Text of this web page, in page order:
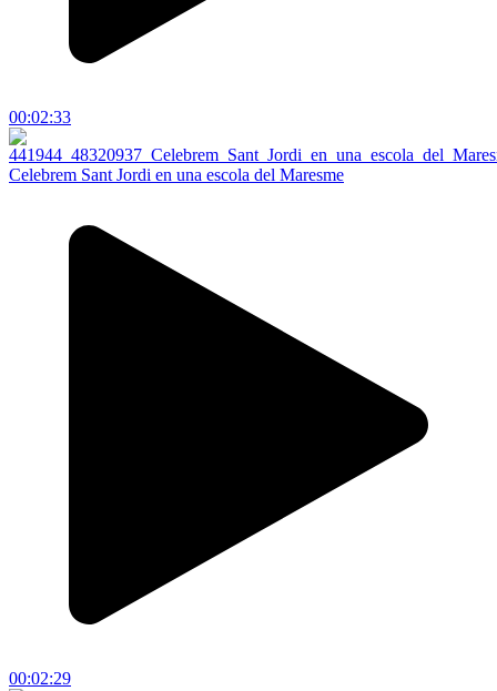
00:02:33
Celebrem Sant Jordi en una escola del Maresme
00:02:29